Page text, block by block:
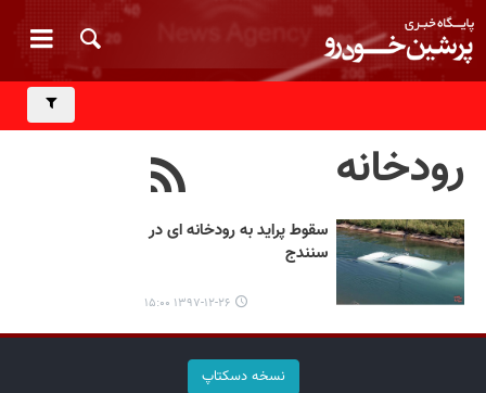
رودخانه
سقوط پراید به رودخانه ای در
سنندج
۱۳۹۷-۱۲-۲۶ ۱۵:۰۰
نسخه دسکتاپ